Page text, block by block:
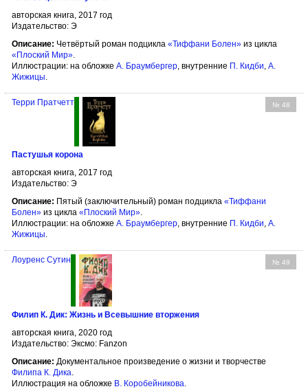
авторская книга, 2017 год
Издательство: Э
Описание: Четвёртый роман подцикла «Тиффани Болен» из цикла
«Плоский Мир».
Иллюстрации: на обложке А. Браумбергер, внутренние П. Кидби, А.
Жижицы.
№ 48
Терри Пратчетт
Пастушья корона
авторская книга, 2017 год
Издательство: Э
Описание: Пятый (заключительный) роман подцикла «Тиффани
Болен» из цикла «Плоский Мир».
Иллюстрации: на обложке А. Браумбергер, внутренние П. Кидби, А.
Жижицы.
№ 49
Лоуренс Сутин
Филип К. Дик: Жизнь и Всевышние вторжения
авторская книга, 2020 год
Издательство: Эксмо: Fanzon
Описание: Документальное произведение о жизни и творчестве
Филипа К. Дика
Иллюстрация на обложке В. Коробейникова